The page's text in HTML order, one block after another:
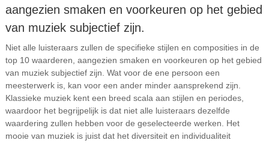
aangezien smaken en voorkeuren op het gebied
van muziek subjectief zijn.
Niet alle luisteraars zullen de specifieke stijlen en composities in de
top 10 waarderen, aangezien smaken en voorkeuren op het gebied
van muziek subjectief zijn. Wat voor de ene persoon een
meesterwerk is, kan voor een ander minder aansprekend zijn.
Klassieke muziek kent een breed scala aan stijlen en periodes,
waardoor het begrijpelijk is dat niet alle luisteraars dezelfde
waardering zullen hebben voor de geselecteerde werken. Het
mooie van muziek is juist dat het diversiteit en individualiteit